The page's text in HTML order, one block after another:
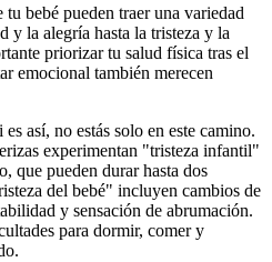
bebé pueden traer una variedad
y la alegría hasta la tristeza y la
priorizar tu salud física tras el
emocional también merecen
así, no estás solo en este camino.
experimentan "tristeza infantil"
que pueden durar hasta dos
del bebé" incluyen cambios de
y sensación de abrumación.
para dormir, comer y